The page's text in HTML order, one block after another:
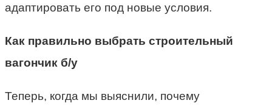
адаптировать его под новые условия.
Как правильно выбрать строительный
вагончик б/у
Теперь, когда мы выяснили, почему